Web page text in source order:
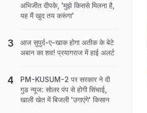
अभिजीत दीपके, 'मुझे किससे मिलना है,
यह मैं खुद तय करूंगा'
आज सुपुर्द-ए-खाक होगा अतीक के बेटे
अबान का शव! प्रयागराज में हाई अलर्ट
PM-KUSUM-2 पर सरकार ने दी
गुड न्‍यूज: सोलर पंप से होगी सिंचाई,
खाली खेत में बिजली 'उगाएंगे' किसान